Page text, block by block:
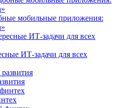
мобильные приложения:
ИТ-задачи для всех